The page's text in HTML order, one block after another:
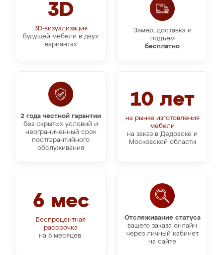
3D
3D-визуализация
будущей мебели в двух
вариантах
Замер, доставка и
подъём
бесплатно
10 лет
на рынке изготовления
мебели
на заказ в Дедовске и
Московской области
2 года честной гарантии
без скрытых условий и
неограниченный срок
постгарантийного
обслуживания
Отслеживание статуса
вашего заказа онлайн
через личный кабинет
на сайте
6 мес
Беспроцентная
рассрочка
на 6 месяцев.